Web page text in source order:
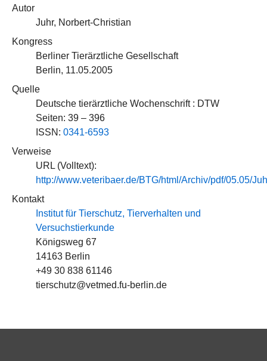
Autor
Juhr, Norbert-Christian
Kongress
Berliner Tierärztliche Gesellschaft
Berlin, 11.05.2005
Quelle
Deutsche tierärztliche Wochenschrift : DTW
Seiten: 39 – 396
ISSN: 0341-6593
Verweise
URL (Volltext):
http://www.veteribaer.de/BTG/html/Archiv/pdf/05.05/
Kontakt
Institut für Tierschutz, Tierverhalten und
Versuchstierkunde
Königsweg 67
14163 Berlin
+49 30 838 61146
tierschutz@vetmed.fu-berlin.de